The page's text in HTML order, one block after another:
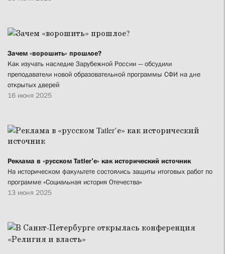
Зачем «ворошить» прошлое?
Как изучать наследие Зарубежной России — обсудили
преподаватели новой образовательной программы СФИ на дне
открытых дверей
16 июня 2025
Реклама в «русском Tatler’е» как исторический источник
На историческом факультете состоялись защиты итоговых работ по
программе «Социальная история Отечества»
13 июня 2025